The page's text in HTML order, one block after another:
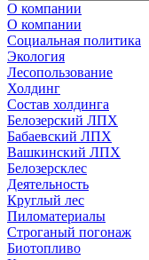
О компании
О компании
Социальная политика
Экология
Лесопользование
Холдинг
Состав холдинга
Белозерский ЛПХ
Бабаевский ЛПХ
Вашкинский ЛПХ
Белозерсклес
Деятельность
Круглый лес
Пиломатериалы
Строганый погонаж
Биотопливо